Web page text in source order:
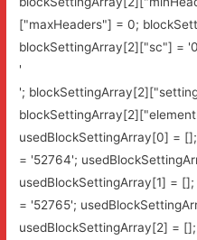
["maxHeaders"] = 0;
blockSettingArray[2]["sc"] =
'
';
usedBlockSettingArray[0] =
= '52764';
usedBlockSettingArray[1] =
= '52765';
usedBlockSettingArray[2] =